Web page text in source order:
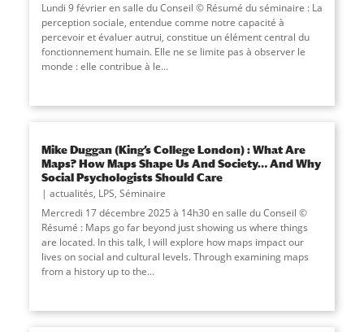
Lundi 9 février en salle du Conseil © Résumé du séminaire : La
perception sociale, entendue comme notre capacité à
percevoir et évaluer autrui, constitue un élément central du
fonctionnement humain. Elle ne se limite pas à observer le
monde : elle contribue à le...
Mike Duggan (King’s College London) : What Are
Maps? How Maps Shape Us And Society… And Why
Social Psychologists Should Care
actualités, LPS, Séminaire
Mercredi 17 décembre 2025 à 14h30 en salle du Conseil ©
Résumé : Maps go far beyond just showing us where things
are located. In this talk, I will explore how maps impact our
lives on social and cultural levels. Through examining maps
from a history up to the...